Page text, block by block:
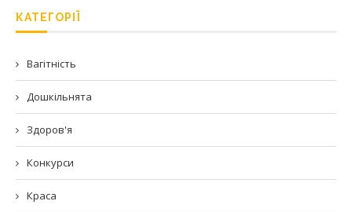
КАТЕГОРІЇ
Вагітність
Дошкільнята
Здоров'я
Конкурси
Краса